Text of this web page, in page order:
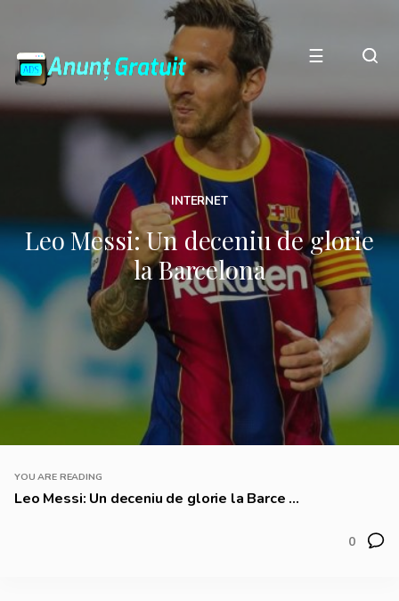
☰
INTERNET
Leo Messi: Un deceniu de glorie
la Barcelona
YOU ARE READING
Leo Messi: Un deceniu de glorie la Barce ...
0